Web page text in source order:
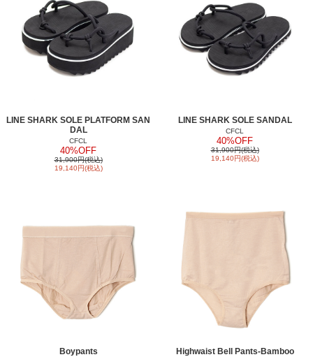
LINE SHARK SOLE PLATFORM SAN
DAL
CFCL
40%OFF
31,900円(税込)
19,140円(税込)
LINE SHARK SOLE SANDAL
CFCL
40%OFF
31,900円(税込)
19,140円(税込)
Boypants Highwaist Bell Pants-Bamboo